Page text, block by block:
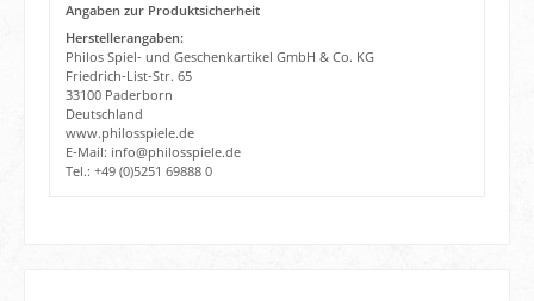
Angaben zur Produktsicherheit
Herstellerangaben:
Philos Spiel- und Geschenkartikel GmbH & Co. KG
Friedrich-List-Str. 65
33100 Paderborn
Deutschland
www.philosspiele.de
E-Mail: info@philosspiele.de
Tel.: +49 (0)5251 69888 0